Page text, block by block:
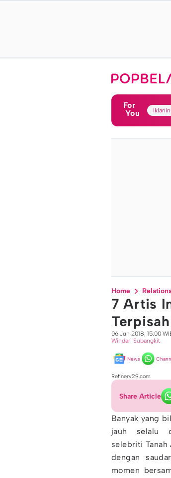
For
You
Home
7 Artis
06 Jun 2018, 15:00
Windari Subangkit
News
Refinery29.com
Share Article
Banyak yang
jauh selalu
selebriti
dengan
momen